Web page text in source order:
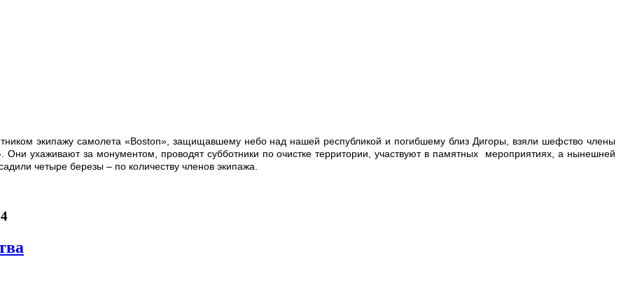
экипажу самолета «Boston», защищавшему небо над нашей республикой и погибшему близ Дигоры, взяли шефство члены
Они ухаживают за монументом, проводят субботники по очистке территории, участвуют в памятных мероприятиях, а нынешней
четыре березы – по количеству членов экипажа.